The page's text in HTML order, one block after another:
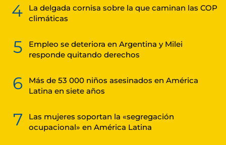
4
La delgada cornisa sobre la que caminan las COP
climáticas
5
Empleo se deteriora en Argentina y Milei
responde quitando derechos
6
Más de 53 000 niños asesinados en América
Latina en siete años
7
Las mujeres soportan la «segregación
ocupacional» en América Latina